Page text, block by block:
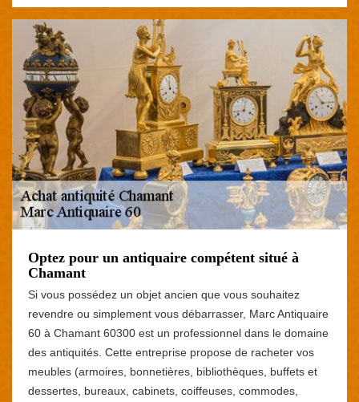
Optez pour un antiquaire compétent situé à
Chamant
Si vous possédez un objet ancien que vous souhaitez
revendre ou simplement vous débarrasser, Marc Antiquaire
60 à Chamant 60300 est un professionnel dans le domaine
des antiquités. Cette entreprise propose de racheter vos
meubles (armoires, bonnetières, bibliothèques, buffets et
dessertes, bureaux, cabinets, coiffeuses, commodes,